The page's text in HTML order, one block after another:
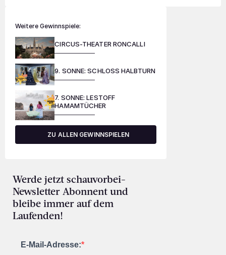
Weitere Gewinnspiele:
CIRCUS-THEATER RONCALLI
9. SONNE: SCHLOSS HALBTURN
7. SONNE: LESTOFF
HAMAMTÜCHER
ZU ALLEN GEWINNSPIELEN
Werde jetzt schauvorbei-
Newsletter Abonnent und
bleibe immer auf dem
Laufenden!
E-Mail-Adresse: